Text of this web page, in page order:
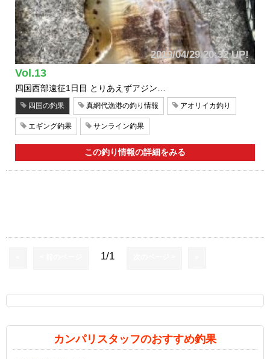
2019/04/29 20:32 UP!
Vol.13
四国西部遠征1日目 とりあえずアジン…
四国の釣果 真網代漁港の釣り情報 アオリイカ釣り
エギング釣果 サンライン釣果
この釣り情報の詳細をみる
1/1
カンパリスタッフのおすすめ釣果